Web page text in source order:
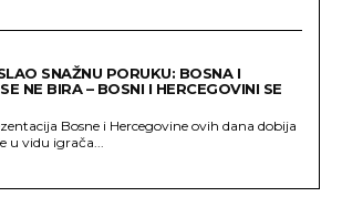
SNAŽNU PORUKU: BOSNA I
NE BIRA – BOSNI I HERCEGOVINI SE
Bosne i Hercegovine ovih dana dobija
u vidu igrača...